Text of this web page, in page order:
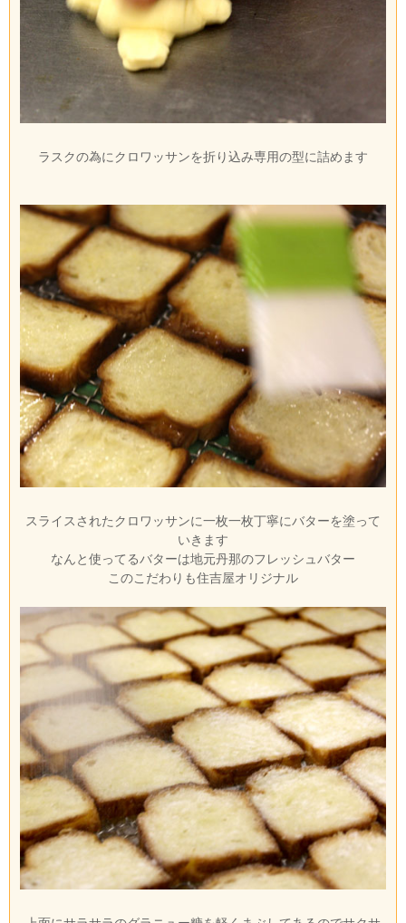
ラスクの為にクロワッサンを折り込み専用の型に詰めます
スライスされたクロワッサンに一枚一枚丁寧にバターを塗って
いきます
なんと使ってるバターは地元丹那のフレッシュバター
このこだわりも住吉屋オリジナル